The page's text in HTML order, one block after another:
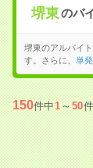
堺東のバ
堺東のアルバイト
す。さらに、
単発
150件中1～50